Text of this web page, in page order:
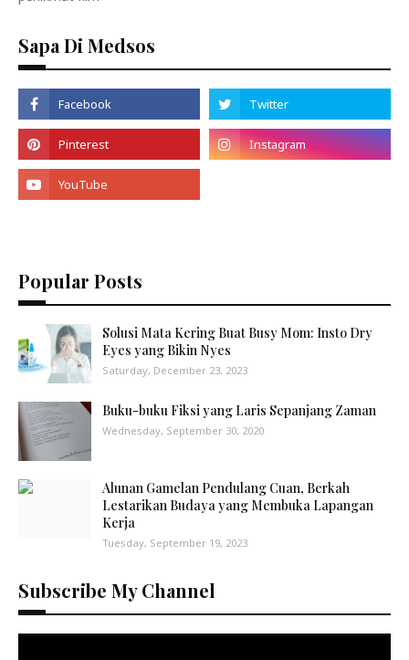
Sapa Di Medsos
Popular Posts
Solusi Mata Kering Buat Busy Mom: Insto Dry
Eyes yang Bikin Nyes
Saturday, December 23, 2023
Buku-buku Fiksi yang Laris Sepanjang Zaman
Wednesday, September 30, 2020
Alunan Gamelan Pendulang Cuan, Berkah
Lestarikan Budaya yang Membuka Lapangan
Kerja
Tuesday, September 19, 2023
Subscribe My Channel